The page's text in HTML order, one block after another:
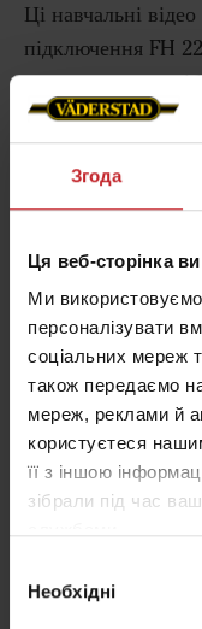
Згода
Ця веб-сторінка
Ми
персоналізувати
соціальних мереж
також передаємо
мереж, реклами й
користуєтеся
її з іншою
зібрали під час
згоди
Необхідні
Ці навчальні
підключення FH
навчальними
добрив Väderstad
обладнаного
внесення добрив